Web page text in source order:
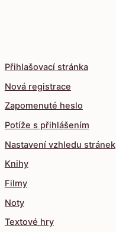
Přihlašovací stránka
Nová registrace
Zapomenuté heslo
Potíže s přihlášením
Nastavení vzhledu stránek
Knihy
Filmy
Noty
Textové hry